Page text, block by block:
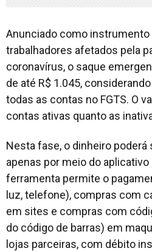
Anunciado como instrumento
trabalhadores afetados pela
coronavírus, o saque
de até R$ 1.045,
todas as contas no FGTS. O
contas ativas quanto as
Nesta fase, o dinheiro
apenas por meio do aplicativo
ferramenta permite o
luz, telefone), compras com
em sites e compras com
do código de barras) em
lojas parceiras, com débito